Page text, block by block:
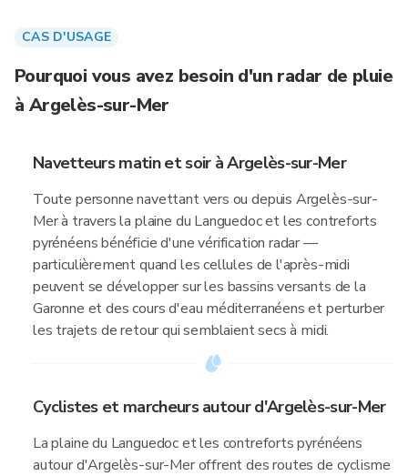
CAS D'USAGE
Pourquoi vous avez besoin d'un radar de pluie
à Argelès-sur-Mer
Navetteurs matin et soir à Argelès-sur-Mer
Toute personne navettant vers ou depuis Argelès-sur-
Mer à travers la plaine du Languedoc et les contreforts
pyrénéens bénéficie d'une vérification radar —
particulièrement quand les cellules de l'après-midi
peuvent se développer sur les bassins versants de la
Garonne et des cours d'eau méditerranéens et perturber
les trajets de retour qui semblaient secs à midi.
Cyclistes et marcheurs autour d'Argelès-sur-Mer
La plaine du Languedoc et les contreforts pyrénéens
autour d'Argelès-sur-Mer offrent des routes de cyclisme